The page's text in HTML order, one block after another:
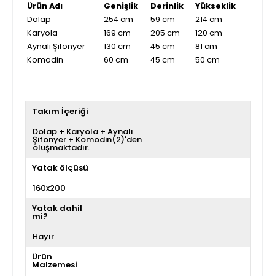
Ürün Adı Genişlik Derinlik
Yükseklik
Dolap
254 cm 59 cm
214 cm
Karyola
169 cm 205 cm
120 cm
Aynalı Şifonyer
130 cm 45 cm
81 cm
Komodin
60 cm 45 cm 50 cm
Takım İçeriği
Dolap + Karyola + Aynalı
Şifonyer + Komodin(2)'den
oluşmaktadır.
Yatak ölçüsü
160x200
Yatak dahil
mi?
Hayır
Ürün
Malzemesi